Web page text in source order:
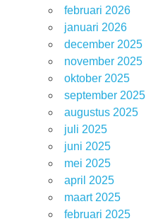
februari 2026
januari 2026
december 2025
november 2025
oktober 2025
september 2025
augustus 2025
juli 2025
juni 2025
mei 2025
april 2025
maart 2025
februari 2025